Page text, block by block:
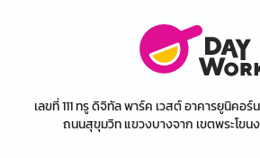
เลขที่ 111 ทรู ดิจิทัล พาร์ค เวสต์ อาคารยูนิคอร์
ถนนสุขุมวิท แขวงบางจาก เขตพระโขน